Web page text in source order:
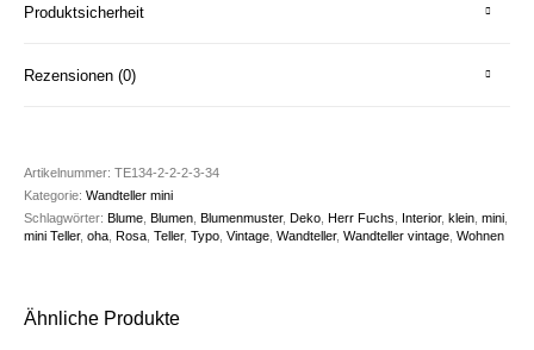
Produktsicherheit
Rezensionen (0)
Artikelnummer:TE134-2-2-2-3-34
Kategorie:Wandteller mini
Schlagwörter:Blume ,Blumen ,Blumenmuster,Deko ,Herr Fuchs Interior,klein ,mini
mini Teller,oha ,Rosa ,Teller,Typo ,Vintage ,Wandteller,Wandteller vintage ,Wohnen
Ähnliche Produkte